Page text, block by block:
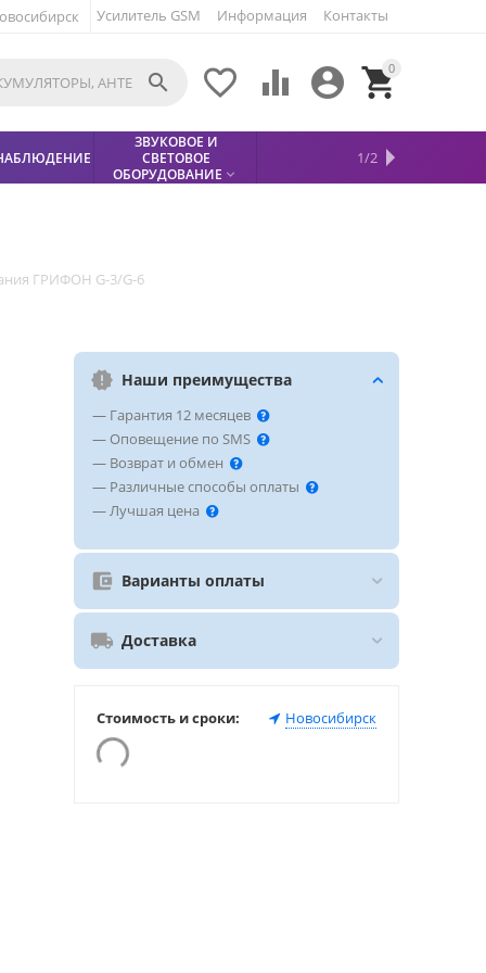
Усилитель GSM Информация Контакты
0


 

ЗВУКОВОЕ И
СВЕТОВОЕ
ОБОРУДОВАНИЕ 
МЕТАЛЛОДЕТЕКТОР
СФИНКС (SPHINX)
БЕЗОПАСНОСТЬ 
КИСЛОТНЫЕ
АККУМУЛЯТОРЫ 
1/2
ГРИФОН G-3/G-6
Наши преимущества
— Гарантия 12 месяцев
— Оповещение по SMS
— Возврат и обмен
— Различные способы оплаты
— Лучшая цена
Варианты оплаты
Доставка
Стоимость и сроки: Новосибирск